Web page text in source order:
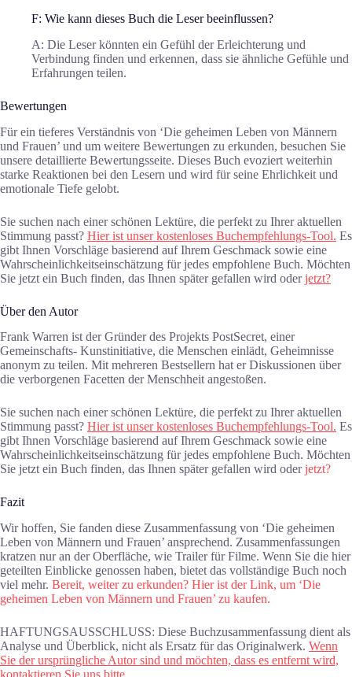
F: Wie kann dieses Buch die Leser beeinflussen?
A: Die Leser könnten ein Gefühl der Erleichterung und
Verbindung finden und erkennen, dass sie ähnliche Gefühle und
Erfahrungen teilen.
Bewertungen
Für ein tieferes Verständnis von ‘Die geheimen Leben von Männern
und Frauen’ und um weitere Bewertungen zu erkunden, besuchen Sie
unsere detaillierte Bewertungsseite. Dieses Buch evoziert weiterhin
starke Reaktionen bei den Lesern und wird für seine Ehrlichkeit und
emotionale Tiefe gelobt.
Sie suchen nach einer schönen Lektüre, die perfekt zu Ihrer aktuellen
Stimmung passt? Hier ist unser kostenloses Buchempfehlungs-Tool. Es
gibt Ihnen Vorschläge basierend auf Ihrem Geschmack sowie eine
Wahrscheinlichkeitseinschätzung für jedes empfohlene Buch. Möchten
Sie jetzt ein Buch finden, das Ihnen später gefallen wird oderjetzt?
Über den Autor
Frank Warren ist der Gründer des Projekts PostSecret, einer
Gemeinschafts- Kunstinitiative, die Menschen einlädt, Geheimnisse
anonym zu teilen. Mit mehreren Bestsellern hat er Diskussionen über
die verborgenen Facetten der Menschheit angestoßen.
Sie suchen nach einer schönen Lektüre, die perfekt zu Ihrer aktuellen
Stimmung passt? Hier ist unser kostenloses Buchempfehlungs-Tool. Es
gibt Ihnen Vorschläge basierend auf Ihrem Geschmack sowie eine
Wahrscheinlichkeitseinschätzung für jedes empfohlene Buch. Möchten
Sie jetzt ein Buch finden, das Ihnen später gefallen wird oderjetzt?
Fazit
Wir hoffen, Sie fanden diese Zusammenfassung von ‘Die geheimen
Leben von Männern und Frauen’ ansprechend. Zusammenfassungen
kratzen nur an der Oberfläche, wie Trailer für Filme. Wenn Sie die hier
geteilten Einblicke genossen haben, bietet das vollständige Buch noch
viel mehr. Bereit, weiter zu erkunden? Hier ist der Link, um ‘Die
geheimen Leben von Männern und Frauen’ zu kaufen.
HAFTUNGSAUSSCHLUSS: Diese Buchzusammenfassung dient als
Analyse und Überblick, nicht als Ersatz für das Originalwerk. Wenn
Sie der ursprüngliche Autor sind und möchten, dass es entfernt wird,